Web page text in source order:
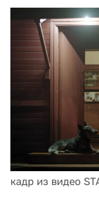
кадр из видео